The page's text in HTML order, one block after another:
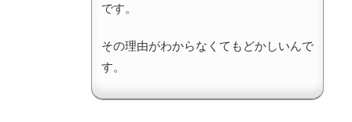
です。
その理由がわからなくてもどかしいんで
す。